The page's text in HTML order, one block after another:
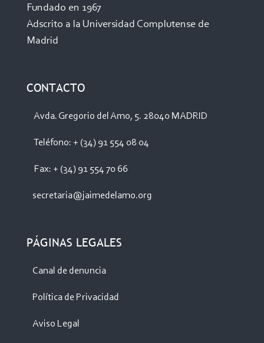
Fundado en 1967
Adscrito a la Universidad Complutense de
Madrid
CONTACTO
Avda. Gregorio del Amo, 5. 28040 MADRID
Teléfono: + (34) 91 554 08 04
Fax: + (34) 91 554 70 66
secretaria@jaimedelamo.org
PÁGINAS LEGALES
Canal de denuncia
Política de Privacidad
Aviso Legal